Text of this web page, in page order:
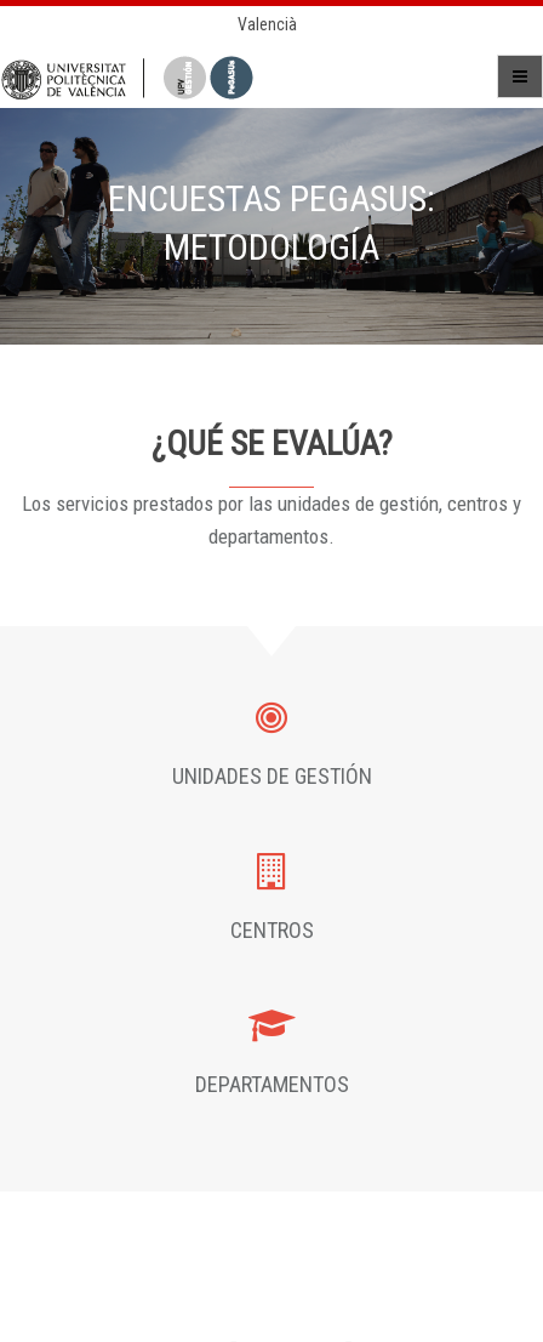
Valencià
ENCUESTAS PEGASUS:
METODOLOGÍA
¿QUÉ SE EVALÚA?
Los servicios prestados por las unidades de gestión, centros y
departamentos.
UNIDADES DE GESTIÓN
CENTROS
DEPARTAMENTOS